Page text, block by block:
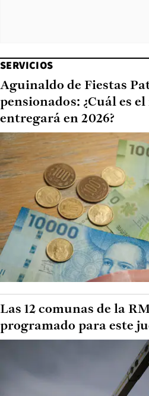
SERVICIOS
Aguinaldo de Fiestas
pensionados: ¿Cuál es
entregará en 2026?
Las 12 comunas de la
programado para este